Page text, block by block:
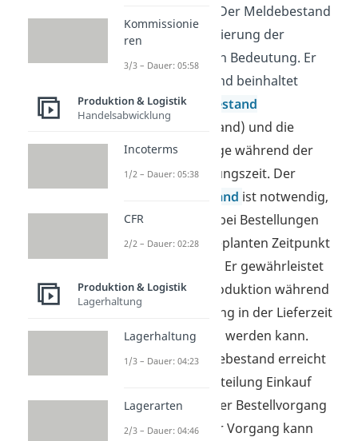
: Der Meldebestand
ist bei der Optimierung der
Bestellmenge von Bedeutung. Er
berücksichtigt und beinhaltet
einenMindestbestand
(Sicherheitsbestand) und die
Verbrauchsmenge während der
Wiederbeschaffungszeit. Der
Sicherheitsbestand ist notwendig,
da die Lieferzeit bei Bestellungen
auch mal vom geplanten Zeitpunkt
abweichen kann. Er gewährleistet
also, dass die Produktion während
dieser Abweichung in der Lieferzeit
aufrechterhalten werden kann.
Sobald der Meldebestand erreicht
wird, wird die Abteilung Einkauf
informiert und der Bestellvorgang
ausgelöst. Dieser Vorgang kann
Kommissionie
ren
3/3 – Dauer: 05:58
Produktion & Logistik
Handelsabwicklung
Incoterms
1/2 – Dauer: 05:38
CFR
2/2 – Dauer: 02:28
Produktion & Logistik
Lagerhaltung
Lagerhaltung
1/3 – Dauer: 04:23
Lagerarten
2/3 – Dauer: 04:46